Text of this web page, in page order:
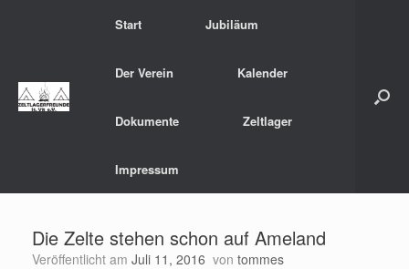
Start Jubiläum
Der Verein Kalender
Dokumente Zeltlager
Impressum
Die Zelte stehen schon auf Ameland
Veröffentlicht am Juli 11, 2016 von tommes